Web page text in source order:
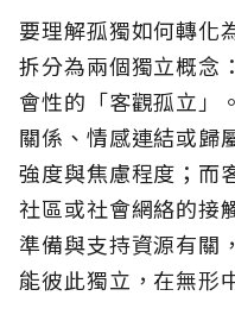
要理解孤獨如何轉化
拆分為兩個獨立概念
會性的「客觀孤立」
關係、情感連結或歸
強度與焦慮程度；而
社區或社會網絡的接
準備與支持資源有關
能彼此獨立，在無形